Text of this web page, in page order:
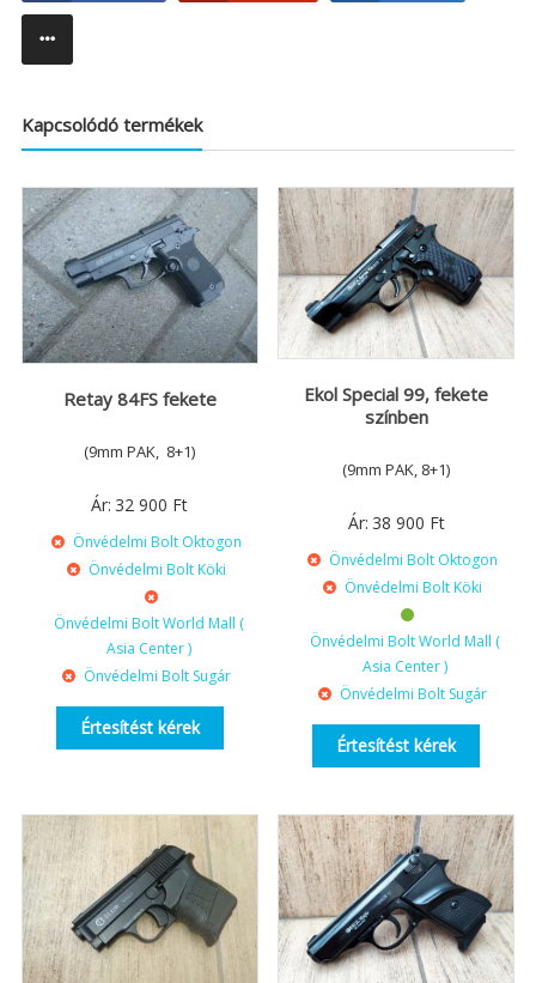
Kapcsolódó termékek
Retay 84FS fekete
(9mm PAK, 8+1)
Ár: 32 900 Ft
Önvédelmi Bolt Oktogon
Önvédelmi Bolt Köki
Önvédelmi Bolt World Mall (
Asia Center )
Önvédelmi Bolt Sugár
Értesítést kérek
Ekol Special 99, fekete
színben
(9mm PAK, 8+1)
Ár: 38 900 Ft
Önvédelmi Bolt Oktogon
Önvédelmi Bolt Köki
Önvédelmi Bolt World Mall (
Asia Center )
Önvédelmi Bolt Sugár
Értesítést kérek